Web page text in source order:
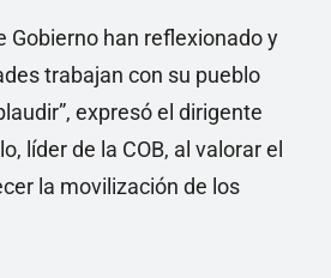
Gobierno han reflexionado y
trabajan con su pueblo
expresó el dirigente
líder de la COB, al valorar el
la movilización de los